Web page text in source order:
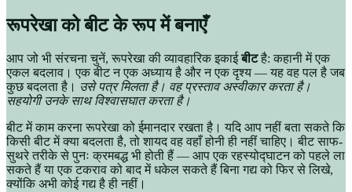
रूपरेखा को बीट के रूप में बनाएँ
आप जो भी संरचना चुनें, रूपरेखा की व्यावहारिक इकाईबीटहै: कहानी में एक
एकल बदलाव। एक बीट न एक अध्याय है और न एक दृश्य — यह वह पल है जब
कुछ बदलता है। उसे पत्र मिलता है। वह प्रस्ताव अस्वीकार करता है।
सहयोगी उनके साथ विश्वासघात करता है।
बीट में काम करना रूपरेखा को ईमानदार रखता है। यदि आप नहीं बता सकते कि
किसी बीट में क्या बदलता है, तो शायद वह वहाँ होनी ही नहीं चाहिए। बीट साफ-
सुथरे तरीके से पुनः क्रमबद्ध भी होती हैं — आप एक रहस्योद्घाटन को पहले ला
सकते हैं या एक टकराव को बाद में धकेल सकते हैं बिना गद्य को फिर से लिखे,
क्योंकि अभी कोई गद्य है ही नहीं।